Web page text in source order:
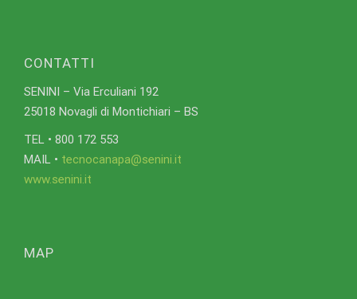
CONTATTI
SENINI – Via Erculiani 192
25018 Novagli di Montichiari – BS
TEL • 800 172 553
MAIL • tecnocanapa@senini.it
www.senini.it
MAP